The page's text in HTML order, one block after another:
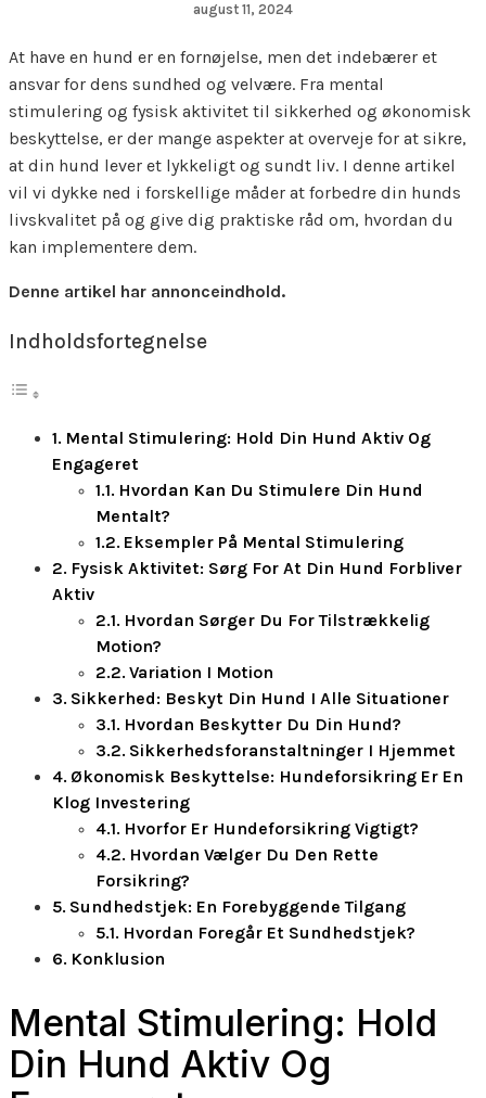
august 11, 2024
At have en hund er en fornøjelse, men det indebærer et
ansvar for dens sundhed og velvære. Fra mental
stimulering og fysisk aktivitet til sikkerhed og økonomisk
beskyttelse, er der mange aspekter at overveje for at sikre,
at din hund lever et lykkeligt og sundt liv. I denne artikel
vil vi dykke ned i forskellige måder at forbedre din hunds
livskvalitet på og give dig praktiske råd om, hvordan du
kan implementere dem.
Denne artikel har annonceindhold.
Indholdsfortegnelse
Mental Stimulering: Hold Din Hund Aktiv Og
Engageret
Hvordan Kan Du Stimulere Din Hund
Mentalt?
Eksempler På Mental Stimulering
Fysisk Aktivitet: Sørg For At Din Hund Forbliver
Aktiv
Hvordan Sørger Du For Tilstrækkelig
Motion?
Variation I Motion
Sikkerhed: Beskyt Din Hund I Alle Situationer
Hvordan Beskytter Du Din Hund?
Sikkerhedsforanstaltninger I Hjemmet
Økonomisk Beskyttelse: Hundeforsikring Er En
Klog Investering
Hvorfor Er Hundeforsikring Vigtigt?
Hvordan Vælger Du Den Rette
Forsikring?
Sundhedstjek: En Forebyggende Tilgang
Hvordan Foregår Et Sundhedstjek?
Konklusion
Mental Stimulering: Hold
Din Hund Aktiv Og